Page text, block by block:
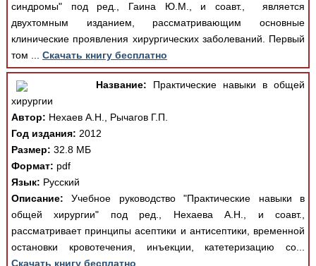
синдромы" под ред., Гаина Ю.М., и соавт., является
двухтомным изданием, рассматривающим основные
клинические проявления хирургических заболеваний. Первый
том ... Скачать книгу бесплатно
Название: Практические навыки в общей
хирургии
Автор: Нехаев А.Н., Рычагов Г.П.
Год издания: 2012
Размер: 32.8 МБ
Формат: pdf
Язык: Русский
Описание: Учебное руководство "Практические навыки в
общей хирургии" под ред., Нехаева А.Н., и соавт.,
рассматривает принципы асептики и антисептики, временной
остановки кровотечения, инъекции, катетеризацию со...
Скачать книгу бесплатно